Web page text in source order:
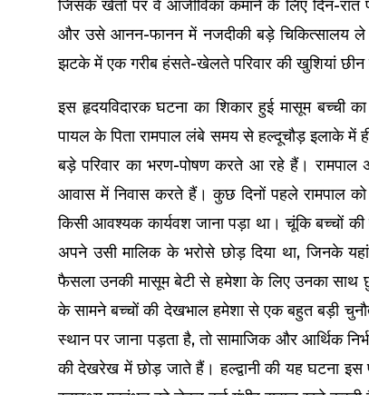
जिसके खेतों पर वे आजीविका कमाने के लिए दिन-रात
और उसे आनन-फानन में नजदीकी बड़े चिकित्सालय
झटके में एक गरीब हंसते-खेलते परिवार की खुशियां
इस हृदयविदारक घटना का शिकार हुई मासूम बच्ची
पायल के पिता रामपाल लंबे समय से हल्दूचौड़ इलाके में
बड़े परिवार का भरण-पोषण करते आ रहे हैं।
आवास में निवास करते हैं। कुछ दिनों पहले रामपाल
किसी आवश्यक कार्यवश जाना पड़ा था। चूंकि बच्चों
अपने उसी मालिक के भरोसे छोड़ दिया था, जिनके
फैसला उनकी मासूम बेटी से हमेशा के लिए उनका साथ
के सामने बच्चों की देखभाल हमेशा से एक बहुत बड़ी
स्थान पर जाना पड़ता है, तो सामाजिक और आर्थिक
की देखरेख में छोड़ जाते हैं। हल्द्वानी की यह घटना